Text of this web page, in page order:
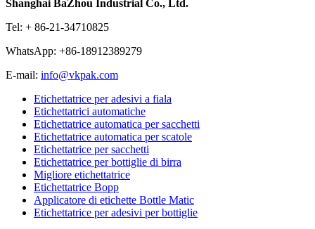
Shanghai BaZhou Industrial Co., Ltd.
Tel: + 86-21-34710825
WhatsApp: +86-18912389279
E-mail: info@vkpak.com
Etichettatrice per adesivi a fiala
Etichettatrici automatiche
Etichettatrice automatica per sacchetti
Etichettatrice automatica per scatole
Etichettatrice per sacchetti
Etichettatrice per bottiglie di birra
Migliore etichettatrice
Etichettatrice Bopp
Applicatore di etichette Bottle Matic
Etichettatrice per adesivi per bottiglie